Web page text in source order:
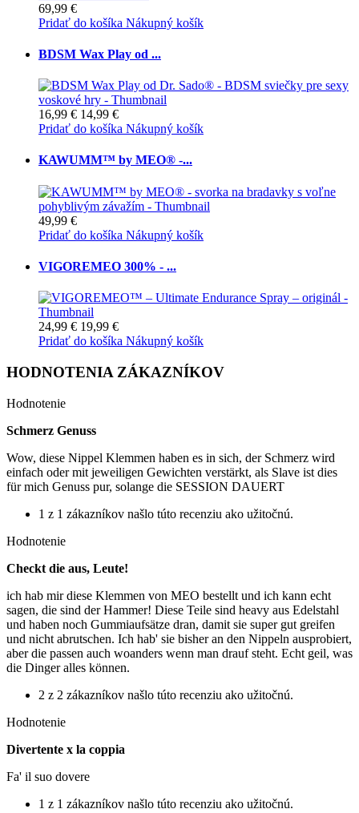
69,99 €
Pridať do košíka Nákupný košík
BDSM Wax Play od ...
16,99 € 14,99 €
Pridať do košíka Nákupný košík
KAWUMM™ by MEO® -...
49,99 €
Pridať do košíka Nákupný košík
VIGOREMEO 300% - ...
24,99 € 19,99 €
Pridať do košíka Nákupný košík
HODNOTENIA ZÁKAZNÍKOV
Hodnotenie
Schmerz Genuss
Wow, diese Nippel Klemmen haben es in sich, der Schmerz wird
einfach oder mit jeweiligen Gewichten verstärkt, als Slave ist dies
für mich Genuss pur, solange die SESSION DAUERT
1 z 1 zákazníkov našlo túto recenziu ako užitočnú.
Hodnotenie
Checkt die aus, Leute!
ich hab mir diese Klemmen von MEO bestellt und ich kann echt
sagen, die sind der Hammer! Diese Teile sind heavy aus Edelstahl
und haben noch Gummiaufsätze dran, damit sie super gut greifen
und nicht abrutschen. Ich hab' sie bisher an den Nippeln ausprobiert,
aber die passen auch woanders wenn man drauf steht. Echt geil, was
die Dinger alles können.
2 z 2 zákazníkov našlo túto recenziu ako užitočnú.
Hodnotenie
Divertente x la coppia
Fa' il suo dovere
1 z 1 zákazníkov našlo túto recenziu ako užitočnú.